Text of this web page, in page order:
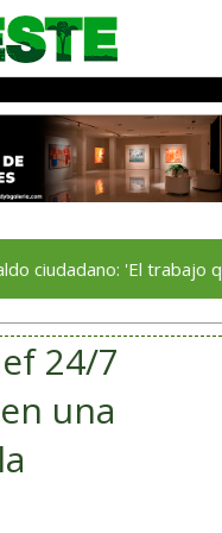
'El trabajo que
24/7
una